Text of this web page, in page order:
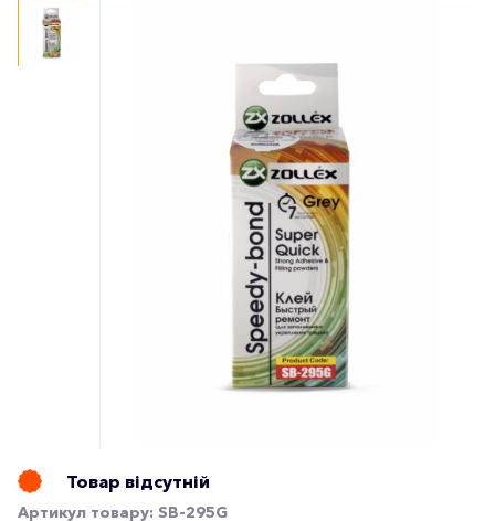
Товар відсутній
Артикул товару: SB-295G